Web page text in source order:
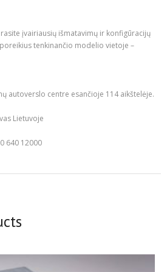
įvairiausių išmatavimų ir konfigūracijų
tenkinančio modelio vietoje –
autoverslo centre esančioje 114 aikštelėje.
Lietuvoje
640 12000